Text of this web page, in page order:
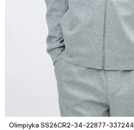
Olimpiyka SS26CR2-34-22877-337244